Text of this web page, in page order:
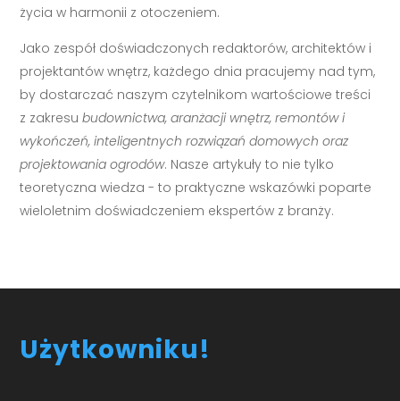
życia w harmonii z otoczeniem.
Jako zespół doświadczonych redaktorów, architektów i
projektantów wnętrz, każdego dnia pracujemy nad tym,
by dostarczać naszym czytelnikom wartościowe treści
z zakresubudownictwa, aranżacji wnętrz, remontów i
wykończeń, inteligentnych rozwiązań domowych oraz
projektowania ogrodów. Nasze artykuły to nie tylko
teoretyczna wiedza - to praktyczne wskazówki poparte
wieloletnim doświadczeniem ekspertów z branży.
Użytkowniku!